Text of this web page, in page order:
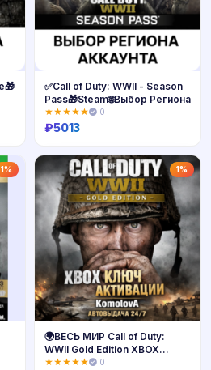
Купить
✅Call of Duty: WWII - Season
Pass🎁Steam🌐Выбор Региона
★★★★★ 0
₽5013
1% 1%
🌍ВЕСЬ МИР Call of Duty:
WWII Gold Edition XBOX
КЛЮЧ 🔑+🎁
★★★★★ 0